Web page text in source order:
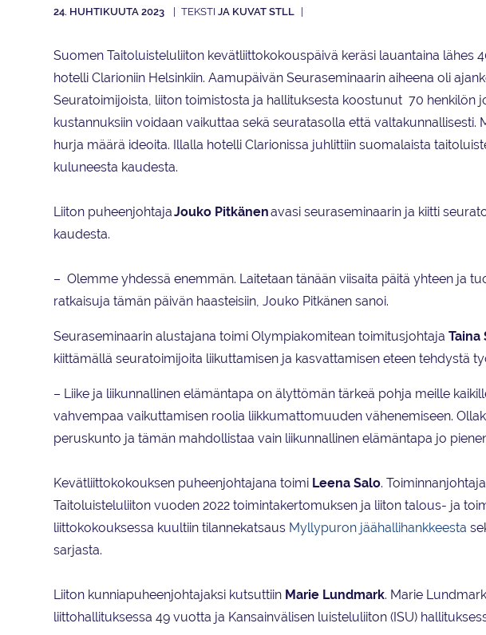
24. HUHTIKUUTA 2023 JA KUVAT STLL
Suomen Taitoluisteluliiton kevätliittokokouspäivä keräsi lauantaina lähes
hotelli Clarioniin Helsinkiin. Aamupäivän Seuraseminaarin aiheena oli
Seuratoimijoista, liiton toimistosta ja hallituksesta koostunut 70 henkilön
kustannuksiin voidaan vaikuttaa sekä seuratasolla että valtakunnallisesti.
hurja määrä ideoita. Illalla hotelli Clarionissa juhlittiin suomalaista
kuluneesta kaudesta.
Liiton puheenjohtajaJouko Pitkänenavasi seuraseminaarin ja kiitti
kaudesta.
– Olemme yhdessä enemmän. Laitetaan tänään viisaita päitä yhteen ja
ratkaisuja tämän päivän haasteisiin, Jouko Pitkänen sanoi.
Seuraseminaarin alustajana toimi Olympiakomitean toimitusjohtaja Taina
kiittämällä seuratoimijoita liikuttamisen ja kasvattamisen eteen tehdystä
– Liike ja liikunnallinen elämäntapa on älyttömän tärkeä pohja meille
vahvempaa vaikuttamisen roolia liikkumattomuuden vähenemiseen.
peruskunto ja tämän mahdollistaa vain liikunnallinen elämäntapa jo
Kevätliittokokouksen puheenjohtajana toimi Leena Salo. Toiminnanjohtaja
Taitoluisteluliiton vuoden 2022 toimintakertomuksen ja liiton talous- ja
liittokokouksessa kuultiin tilannekatsaus Myllypuron jäähallihankkeesta
sarjasta.
Liiton kunniapuheenjohtajaksi kutsuttiin Marie Lundmark. Marie
liittohallituksessa 49 vuotta ja Kansainvälisen luisteluliiton (ISU)